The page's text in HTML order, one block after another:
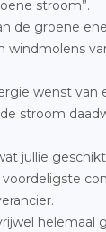
stroom”.
de groene
windmolens
wenst van
stroom
jullie
helemaal